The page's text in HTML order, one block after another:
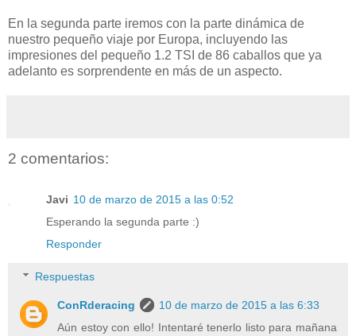
En la segunda parte iremos con la parte dinámica de
nuestro pequeño viaje por Europa, incluyendo las
impresiones del pequeño 1.2 TSI de 86 caballos que ya
adelanto es sorprendente en más de un aspecto.
2 comentarios:
Javi 10 de marzo de 2015 a las 0:52
Esperando la segunda parte :)
Responder
Respuestas
ConRderacing
10 de marzo de 2015 a las 6:33
Aún estoy con ello! Intentaré tenerlo listo para mañana